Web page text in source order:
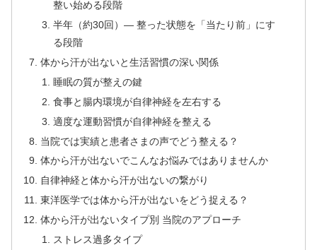
整い始める段階
半年（約30回）— 整った状態を「当たり前」にす
る段階
体から汗が出ないと生活習慣の深い関係
睡眠の質が整えの鍵
食事と腸内環境が自律神経を左右する
適度な運動習慣が自律神経を整える
当院では実績と患者さまの声でどう整える？
体から汗が出ないでこんなお悩みではありませんか
自律神経と体から汗が出ないの繋がり
東洋医学では体から汗が出ないをどう捉える？
体から汗が出ないタイプ別 当院のアプローチ
ストレス過多タイプ